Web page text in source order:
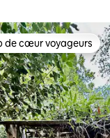
cœur voyageurs les
de cœur voyageurs